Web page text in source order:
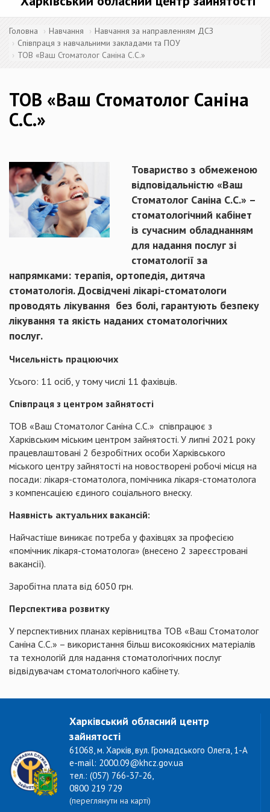
Головна Навчання
Навчання за направленням ДСЗ
Співпраця з навчальними закладами та ПОУ
ТОВ «Ваш Стоматолог Саніна С.С.»
ТОВ «Ваш Стоматолог Саніна
С.С.»
Товариство з обмеженою
відповідальністю «Ваш
Стоматолог Саніна С.С.» –
стоматологічний кабінет
із сучасним обладнанням
для надання послуг зі
стоматології за
напрямками: терапія, ортопедія, дитяча
стоматологія. Досвідчені лікарі-стоматологи
проводять лікування без болі, гарантують безпеку
лікування та якість наданих стоматологічних
послуг.
Чисельність працюючих
Усього: 11 осіб, у тому числі 11 фахівців.
Співпраця з центром зайнятості
ТОВ «Ваш Стоматолог Саніна С.С.» співпрацює з
Харківським міським центром зайнятості. У липні 2021 року
працевлаштовані 2 безробітних особи Харківського
міського центру зайнятості на новостворені робочі місця на
посади: лікаря-стоматолога, помічника лікаря-стоматолога
з компенсацією єдиного соціального внеску.
Наявність актуальних вакансій:
Найчастіше виникає потреба у фахівцях за професією
«помічник лікаря-стоматолога» (внесено 2 зареєстровані
вакансії).
Заробітна плата від 6050 грн.
Перспектива розвитку
У перспективних планах керівництва ТОВ «Ваш Стоматолог
Саніна С.С.» – використання більш високоякісних матеріалів
та технологій для надання стоматологічних послуг
відвідувачам стоматологічного кабінету.
Харківський обласний центр
зайнятості
61068, м. Харків, вул. Громадського Олега, 1-А
e-mail: 2000.09@khcz.gov.ua
тел.: (057) 766-37-26,
0800 219 729
(переглянути на карті)